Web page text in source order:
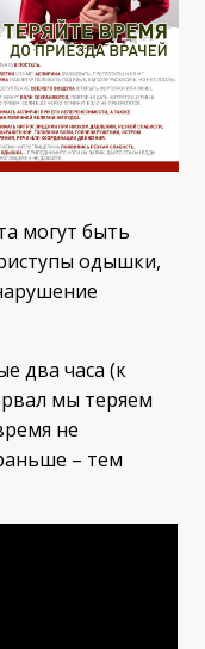
могут быть
одышки,
два часа (к
мы теряем
не
– тем